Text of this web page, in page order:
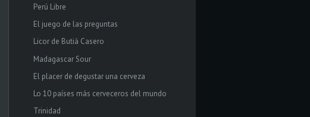
Perú Libre
El juego de las preguntas
Licor de Butiá Casero
Madagascar Sour
El placer de degustar una cerveza
Lo 10 países más cerveceros del mundo
Trinidad